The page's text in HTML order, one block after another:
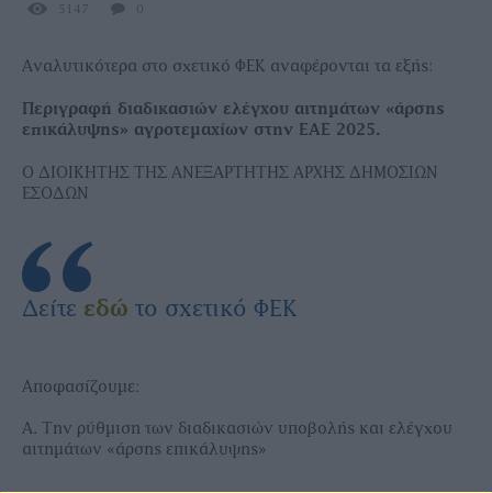
5147 0
Αναλυτικότερα στο σχετικό ΦΕΚ αναφέρονται τα εξής:
Περιγραφή διαδικασιών ελέγχου αιτημάτων «άρσης
επικάλυψης» αγροτεμαχίων στην ΕΑΕ 2025.
Ο ΔΙΟΙΚΗΤΗΣ ΤΗΣ ΑΝΕΞΑΡΤΗΤΗΣ ΑΡΧΗΣ ΔΗΜΟΣΙΩΝ
ΕΣΟΔΩΝ
Δείτε εδώ το σχετικό ΦΕΚ
Αποφασίζουμε:
Α. Την ρύθμιση των διαδικασιών υποβολής και ελέγχου
αιτημάτων «άρσης επικάλυψης»